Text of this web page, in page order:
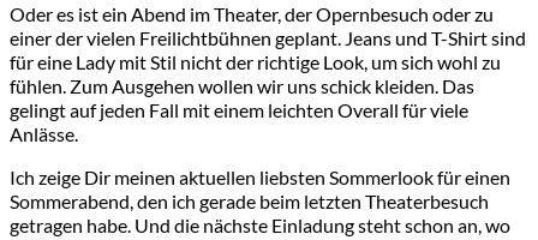
Oder es ist ein Abend im Theater, der Opernbesuch oder zu
einer der vielen Freilichtbühnen geplant. Jeans und T-Shirt sind
für eine Lady mit Stil nicht der richtige Look, um sich wohl zu
fühlen. Zum Ausgehen wollen wir uns schick kleiden. Das
gelingt auf jeden Fall mit einem leichten Overall für viele
Anlässe.
Ich zeige Dir meinen aktuellen liebsten Sommerlook für einen
Sommerabend, den ich gerade beim letzten Theaterbesuch
getragen habe. Und die nächste Einladung steht schon an, wo